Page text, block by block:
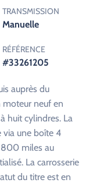
TRANSMISSION
Manuelle
RÉFÉRENCE
#33261205
auprès du
moteur neuf en
huit cylindres. La
via une boîte 4
800 miles au
La carrosserie
du titre est en